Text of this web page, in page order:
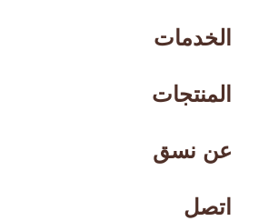
الخدمات
المنتجات
عن نسق
اتصل